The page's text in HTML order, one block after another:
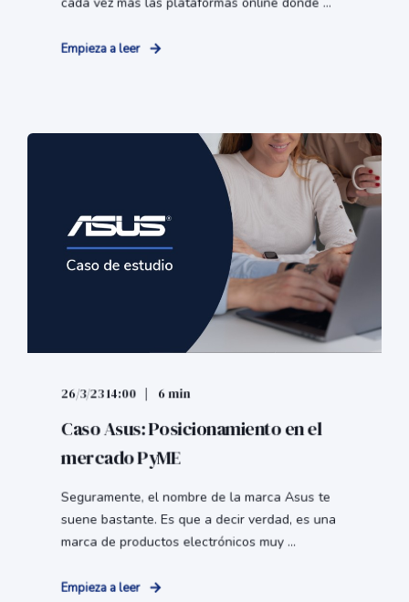
Empieza a leer
26/3/23 14:00 6 min
Caso Asus: Posicionamiento en el
mercado PyME
Seguramente, el nombre de la marca Asus te
suene bastante. Es que a decir verdad, es una
marca de productos electrónicos muy ...
Empieza a leer